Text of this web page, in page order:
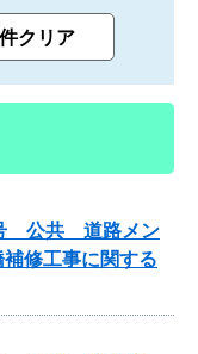
号 公共 道路メン
修工事に関する